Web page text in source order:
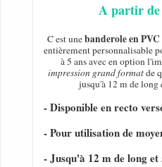
A partir de
C est unebanderole en PVC
entièrement personnalisable
à 5 ans avec en option
impression grand formatde
jusqu'à 12 m de long
- Disponible en recto
- Pour utilisation de
- Jusqu'à 12 m de long